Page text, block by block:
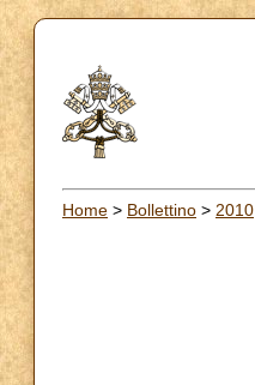
Home > Bollettino > 2010